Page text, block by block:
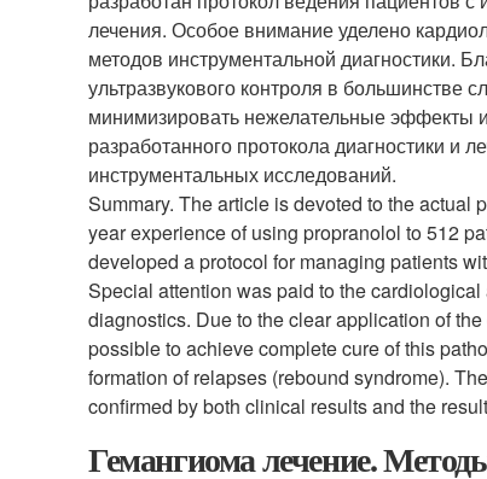
лечения. Особое внимание уделено
методов инструментальной диагностики.
ультразвукового контроля в большинстве
минимизировать нежелательные эффекты
разработанного протокола диагностики и
инструментальных исследований.
Summary. The article is devoted to the actual
year experience of using propranolol to 512
developed a protocol for managing patients
Special attention was paid to the
diagnostics. Due to the clear application of
possible to achieve complete cure of this
formation of relapses (rebound syndrome).
confirmed by both clinical results and the
Гемангиома лечение.